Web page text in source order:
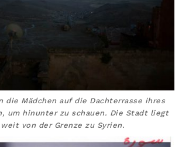
die Mädchen auf die Dachterrasse ihres
um hinunter zu schauen. Die Stadt liegt
von der Grenze zu Syrien.